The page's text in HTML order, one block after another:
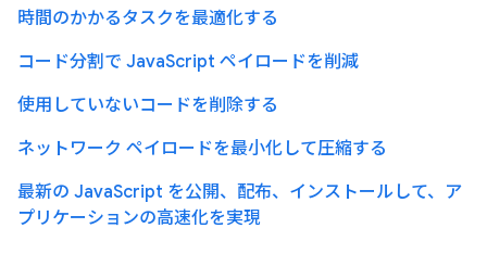
時間のかかるタスクを最適化する
コード分割で JavaScript ペイロードを削減
使用していないコードを削除する
ネットワーク ペイロードを最小化して圧縮する
最新の JavaScript を公開、配布、インストールして、ア
プリケーションの高速化を実現